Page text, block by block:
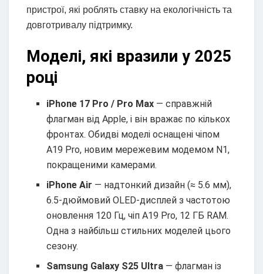
пристрої, які роблять ставку на екологічність та
довготривалу підтримку.
Моделі, які вразили у 2025
році
iPhone 17 Pro / Pro Max — справжній
флагман від Apple, і він вражає по кількох
фронтах. Обидві моделі оснащені чіпом
A19 Pro, новим мережевим модемом N1,
покращеними камерами.
iPhone Air — надтонкий дизайн (≈ 5.6 мм),
6.5-дюймовий OLED-дисплей з частотою
оновлення 120 Гц, чіп A19 Pro, 12 ГБ RAM.
Одна з найбільш стильних моделей цього
сезону.
Samsung Galaxy S25 Ultra — флагман із